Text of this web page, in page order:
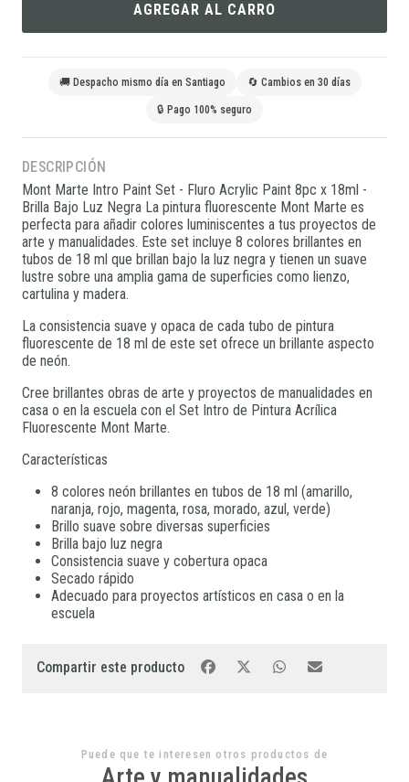
AGREGAR AL CARRO
🚚 Despacho mismo día en Santiago 🔄 Cambios en 30 días
🔒 Pago 100% seguro
DESCRIPCIÓN
Mont Marte Intro Paint Set - Fluro Acrylic Paint 8pc x 18ml -
Brilla Bajo Luz Negra La pintura fluorescente Mont Marte es
perfecta para añadir colores luminiscentes a tus proyectos de
arte y manualidades. Este set incluye 8 colores brillantes en
tubos de 18 ml que brillan bajo la luz negra y tienen un suave
lustre sobre una amplia gama de superficies como lienzo,
cartulina y madera.
La consistencia suave y opaca de cada tubo de pintura
fluorescente de 18 ml de este set ofrece un brillante aspecto
de neón.
Cree brillantes obras de arte y proyectos de manualidades en
casa o en la escuela con el Set Intro de Pintura Acrílica
Fluorescente Mont Marte.
Características
8 colores neón brillantes en tubos de 18 ml (amarillo,
naranja, rojo, magenta, rosa, morado, azul, verde)
Brillo suave sobre diversas superficies
Brilla bajo luz negra
Consistencia suave y cobertura opaca
Secado rápido
Adecuado para proyectos artísticos en casa o en la
escuela
Compartir este producto
Puede que te interesen otros productos de